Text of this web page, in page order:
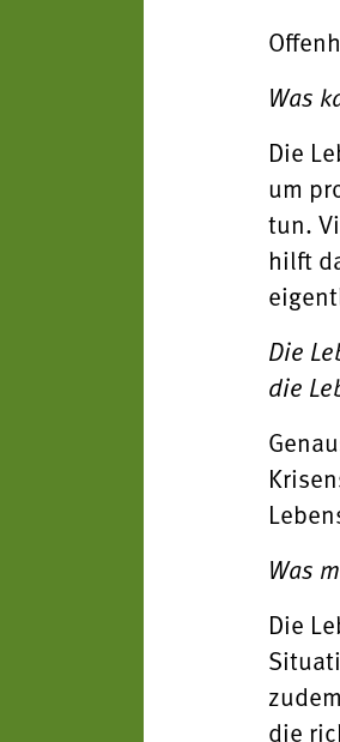
Was
Die
um
tun.
hilft
Die
die
Was
Die
die